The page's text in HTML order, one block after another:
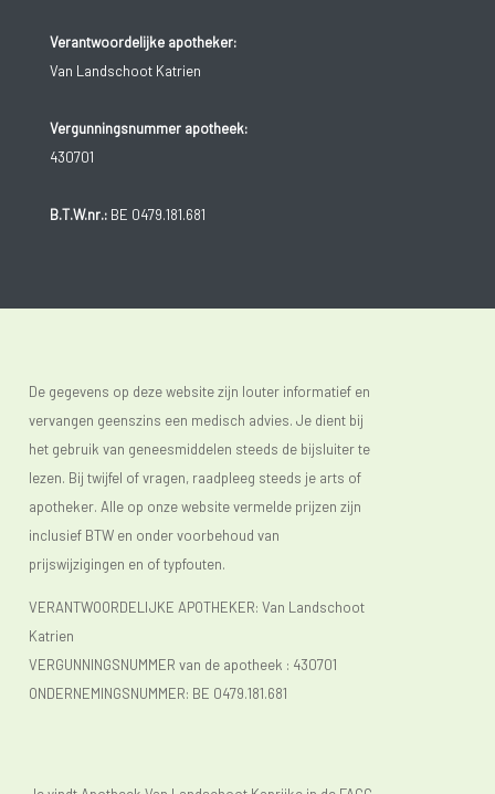
Verantwoordelijke apotheker:
Van Landschoot Katrien
Vergunningsnummer apotheek:
430701
B.T.W.nr.:BE 0479.181.681
De gegevens op deze website zijn louter informatief en
vervangen geenszins een medisch advies. Je dient bij
het gebruik van geneesmiddelen steeds de bijsluiter te
lezen. Bij twijfel of vragen, raadpleeg steeds je arts of
apotheker. Alle op onze website vermelde prijzen zijn
inclusief BTW en onder voorbehoud van
prijswijzigingen en of typfouten.
VERANTWOORDELIJKE APOTHEKER: Van Landschoot
Katrien
VERGUNNINGSNUMMER van de apotheek : 430701
ONDERNEMINGSNUMMER: BE 0479.181.681